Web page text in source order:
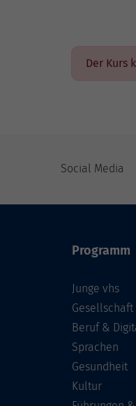
Der Kurs
Social Media
Programm
Junge vhs
Gesellschaft
Beruf &
Sprachen
Gesundheit
Kultur